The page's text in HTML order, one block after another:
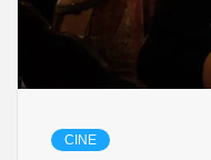
CINE